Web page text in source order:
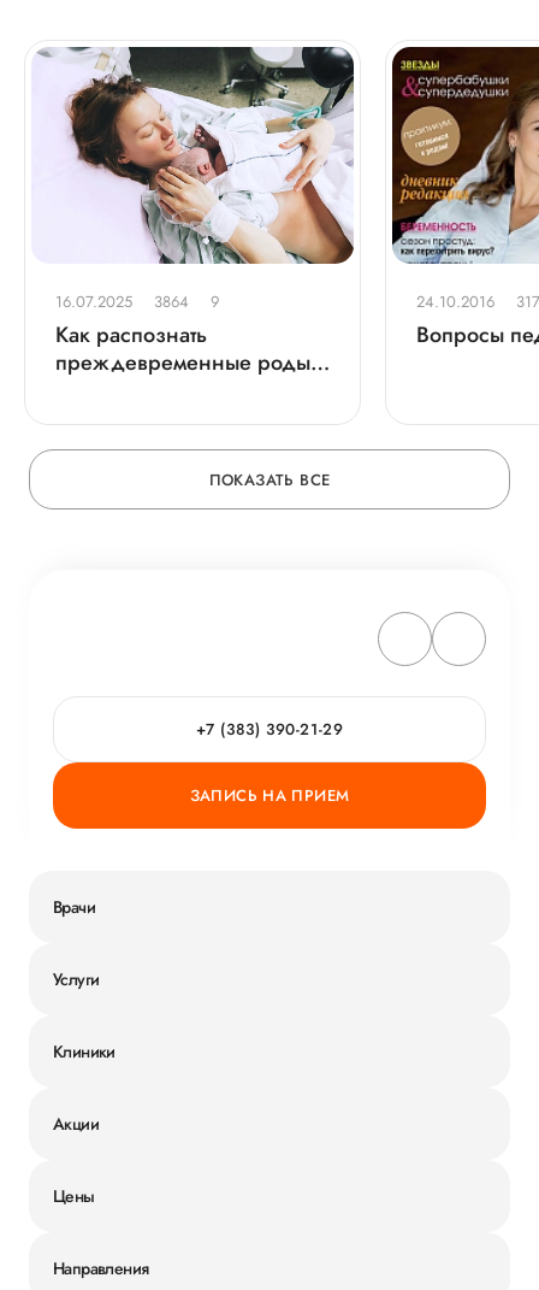
16.07.2025 3864 9
Как распознать
преждевременные роды и
начались
24.10.2016
Вопросы
ПОКАЗАТЬ ВСЕ
+7 (383) 390-21-29
ЗАПИСЬ НА ПРИЕМ
Врачи
Услуги
Клиники
Акции
Цены
Направления